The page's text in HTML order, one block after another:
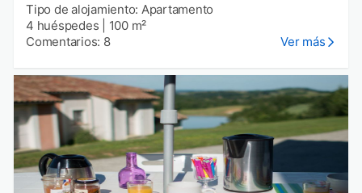
Tipo de alojamiento: Apartamento
4 huéspedes
100 m²
Comentarios: 8
Ver más